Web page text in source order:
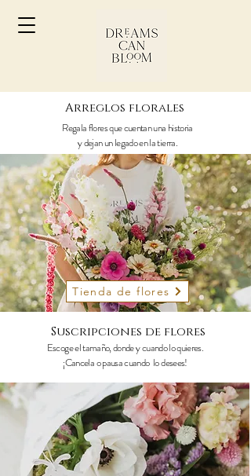
Arreglos florales
Regala flores que cuentan una historia
y dejan un legado en la tierra.
Tienda de flores
Suscripciones de flores
Escoge el tamaño, donde y cuando lo quieres.
¡Cancela o pausa cuando lo desees!